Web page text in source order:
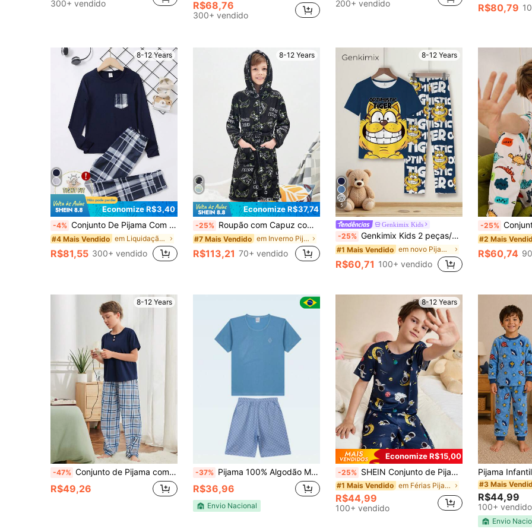
300+ vendido
#1 Mais Vendido
em Azul Pijama De Meninos Adolescentes
(1000+)
R$68,76
300+ vendido
200+ vendido R$80,79
8-12 Years
Economize R$3,40
-4% Conjunto De Pijama Com Estampa Xadrez, Com Bolso E Ajuste Confortável, Para Pré-adolescentes
#4 Mais Vendido em Liquidação de Verão Pijama De Meninos Adolescen
R$81,55 300+ vendido
8-12 Years
Economize R$37,74
-25% Roupão com Capuz com Cordão, Estampa de Jogo para Menino Pré-Adolescente
#7 Mais Vendido em Inverno Pijama De Meninos Adolescentes
R$113,21 70+ vendido
8-12 Years
5
Genkimix Kids
-25% Genkimix Kids 2 peças/conjunto Camiseta de Manga Curta com Gola Redonda e Estampa de Tigre Azul Marinho para Meninos Mais Velhos & Calça de Moletom Azul Folgada, Roupa de Estar em Casa Casual e Confortável
#1 Mais Vendido em novo Pijama masculino
R$60,71 100+ vendido
-25% Conjunto de Pijama de
#2 Mais
R$60,74
8-12 Years
-47% Conjunto de Pijama com Camisa de Manga Curta e Calça com Decoração de Botão Xadrez para Meninos Pré-Adolescentes
R$49,26
-37% Pijama 100% Algodão Menino Juvenil Masculino Com Manga Curta Roupa De Dormir Criança Adolescente Conforto
R$36,96
Envio Nacional
8-12 Years
Economize R$15,00
-25% SHEIN Conjunto de Pijama Infantil Estampa Digital de Astronauta
#1 Mais Vendido em Férias Pijama De Meninos Adolescentes
R$44,99
100+ vendido
#3 Mais
R$44,99
100+ vendido
Envio